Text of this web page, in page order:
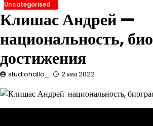
Uncategorised
Клишас Андрей —
национальность,
достижения
studiohallo_ 2 мая 2022